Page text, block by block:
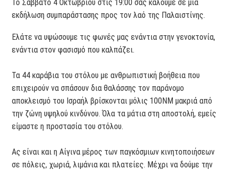
Το Σάββατο 4 Οκτωβρίου στις 19:00 σας καλούμε σε μια
εκδήλωση συμπαράστασης προς τον λαό της Παλαιστίνης.
Ελάτε να υψώσουμε τις φωνές μας ενάντια στην γενοκτονία,
ενάντια στον φασισμό που καλπάζει.
Τα 44 καράβια του στόλου με ανθρωπιστική βοήθεια που
επιχειρούν να σπάσουν δια θαλάσσης τον παράνομο
αποκλεισμό του Ισραήλ βρίσκονται μόλις 100ΝΜ μακριά από
την ζώνη υψηλού κινδύνου. Όλα τα μάτια στη αποστολή, εμείς
είμαστε η προστασία του στόλου.
Ας είναι και η Αίγινα μέρος των παγκόσμιων κινητοποιήσεων
σε πόλεις, χωριά, λιμάνια και πλατείες. Μέχρι να δούμε την